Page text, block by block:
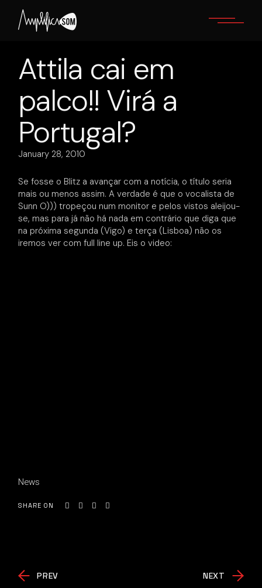
content
Attila cai em
palco!! Virá a
Portugal?
January 28, 2010
Se fosse o Blitz a avançar com a notícia, o título seria
mais ou menos assim. A verdade é que o vocalista de
Sunn O))) tropeçou num monitor e pelos vistos aleijou-
se, mas para já não há nada em contrário que diga que
na próxima segunda (Vigo) e terça (Lisboa) não os
iremos ver com full line up. Eis o video:
News
SHARE ON
PREV NEXT